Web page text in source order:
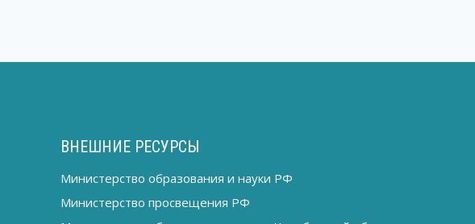
ВНЕШНИЕ РЕСУРСЫ
Министерство образования и науки РФ
Министерство просвещения РФ